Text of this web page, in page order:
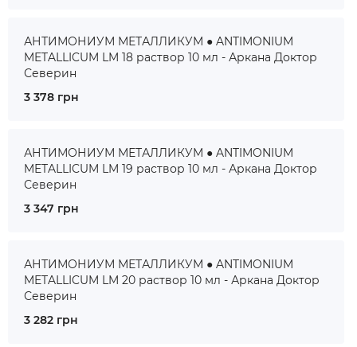
АНТИМОНИУМ МЕТАЛЛИКУМ ● ANTIMONIUM
METALLICUM LM 18 раствор 10 мл - Аркана Доктор
Северин
3 378 грн
АНТИМОНИУМ МЕТАЛЛИКУМ ● ANTIMONIUM
METALLICUM LM 19 раствор 10 мл - Аркана Доктор
Северин
3 347 грн
АНТИМОНИУМ МЕТАЛЛИКУМ ● ANTIMONIUM
METALLICUM LM 20 раствор 10 мл - Аркана Доктор
Северин
3 282 грн